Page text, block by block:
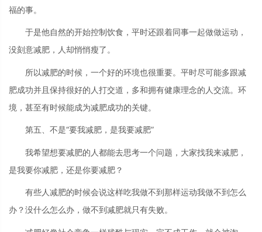
福的事。
于是他自然的开始控制饮食，平时还跟着同事一起做做运动，
没刻意减肥，人却悄悄瘦了。
所以减肥的时候，一个好的环境也很重要。平时尽可能多跟减
肥成功并且保持很好的人打交道，多和拥有健康理念的人交流。环
境，甚至有时候能成为减肥成功的关键。
第五、不是“要我减肥，是我要减肥”
我希望想要减肥的人都能去思考一个问题，大家找我来减肥，
是我要你减肥，还是你要减肥？
有些人减肥的时候会说这样吃我做不到那样运动我做不到怎么
办？没什么怎么办，做不到减肥就只有失败。